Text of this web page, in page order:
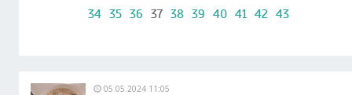
34 35 36 37 38 39 40 41 42 43
05.05.2024 11:05